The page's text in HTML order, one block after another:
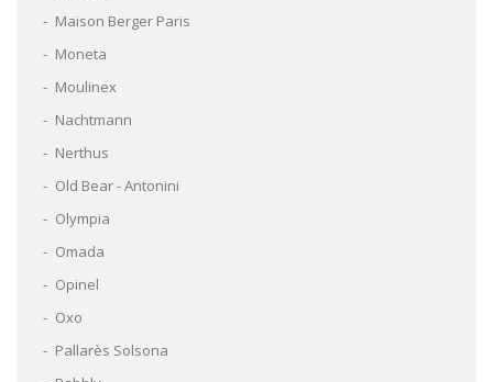
Maison Berger Paris
Moneta
Moulinex
Nachtmann
Nerthus
Old Bear - Antonini
Olympia
Omada
Opinel
Oxo
Pallarès Solsona